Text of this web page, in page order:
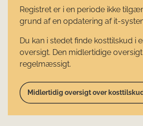
Registret er i en periode ikke
grund af en opdatering af it-
Du kan i stedet finde kosttilskud i
oversigt. Den midlertidige
regelmæssigt.
Midlertidig oversigt over